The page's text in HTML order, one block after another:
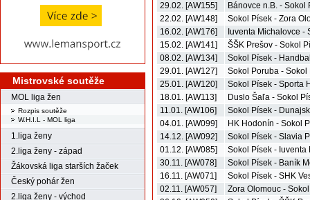
Mistrovské soutěže
MOL liga žen
Rozpis soutěže
W.H.I.L - MOL liga
1.liga ženy
2.liga ženy - západ
Žákovská liga starších žaček
Český pohár žen
2.liga ženy - východ
29.02. [AW155]
Bánovce n.B. - Sokol
22.02. [AW148]
Sokol Písek - Zora
16.02. [AW176]
Iuventa Michalovce -
15.02. [AW141]
ŠŠK Prešov - Sokol
08.02. [AW134]
Sokol Písek -
29.01. [AW127]
Sokol Poruba - Sokol
25.01. [AW120]
Sokol Písek - Sporta
18.01. [AW113]
Duslo Šaľa - Sokol
11.01. [AW106]
Sokol Písek -
04.01. [AW099]
HK Hodonín - Sokol
14.12. [AW092]
Sokol Písek - Slavia
01.12. [AW085]
Sokol Písek - Iuventa
30.11. [AW078]
Sokol Písek - Baník
16.11. [AW071]
Sokol Písek - SHK
02.11. [AW057]
Zora Olomouc -